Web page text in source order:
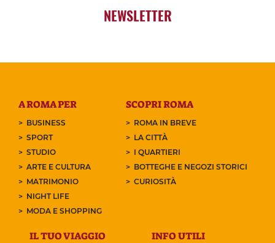
NEWSLETTER
A ROMA PER
BUSINESS
SPORT
STUDIO
ARTE E CULTURA
MATRIMONIO
NIGHT LIFE
MODA E SHOPPING
SCOPRI ROMA
ROMA IN BREVE
LA CITTÀ
I QUARTIERI
BOTTEGHE E NEGOZI STORICI
CURIOSITÀ
IL TUO VIAGGIO INFO UTILI